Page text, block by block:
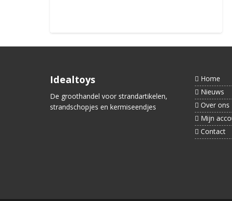
Idealtoys
De groothandel voor strandartikelen,
strandschopjes en kermiseendjes
Home
Nieuws
Over ons
Mijn
Contact